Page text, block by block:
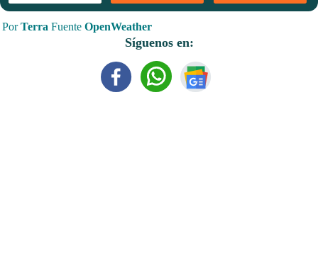
PorTerra Fuente OpenWeather
Síguenos en: